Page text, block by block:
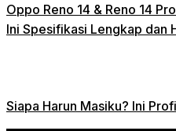
Oppo Reno 14 & Reno 14
Ini Spesifikasi Lengkap dan
Siapa Harun Masiku? Ini